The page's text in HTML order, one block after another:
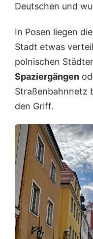
Deutschen und
In Posen liegen die
Stadt etwas
polnischen
Spaziergängen
Straßenbahnnetz
den Griff.